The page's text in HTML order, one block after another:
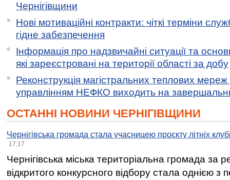
Чернігівщини
Нові мотиваційні контракти: чіткі терміни
гідне забезпечення
Інформація про надзвичайні ситуації та
які зареєстровані на території області за добу
Реконструкція магістральних теплових мереж
управлінням НЕФКО виходить на
ОСТАННІ НОВИНИ ЧЕРНІГІВЩИНИ
Чернігівська громада стала учасницею проєкту літніх
17:17
Чернігівська міська територіальна громада за
відкритого конкурсного відбору стала однією